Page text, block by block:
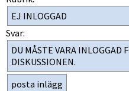
Svar: